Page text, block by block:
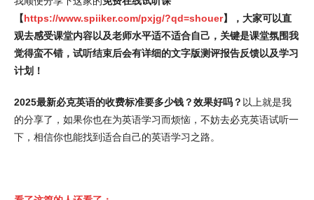
【https://www.spiiker.com/pxjg/?qd=shouer】，大家可以直
观去感受课堂内容以及老师水平适不适合自己，关键是课堂氛围我
觉得蛮不错，试听结束后会有详细的文字版测评报告反馈以及学习
计划！
2025最新必克英语的收费标准要多少钱？效果好吗？ 以上就是我
的分享了，如果你也在为英语学习而烦恼，不妨去必克英语试听一
下，相信你也能找到适合自己的英语学习之路。